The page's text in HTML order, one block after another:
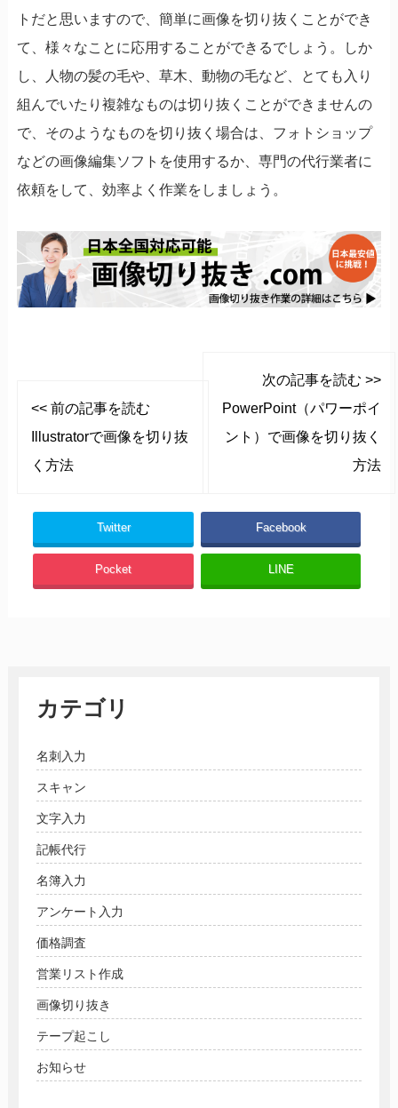
トだと思いますので、簡単に画像を切り抜くことができ
て、様々なことに応用することができるでしょう。しか
し、人物の髪の毛や、草木、動物の毛など、とても入り
組んでいたり複雑なものは切り抜くことができませんの
で、そのようなものを切り抜く場合は、フォトショップ
などの画像編集ソフトを使用するか、専門の代行業者に
依頼をして、効率よく作業をしましょう。
<< 前の記事を読む
Illustratorで画像を切り抜
く方法
次の記事を読む >>
PowerPoint（パワーポイ
ント）で画像を切り抜く
方法
Twitter Facebook
Pocket LINE
カテゴリ
名刺入力
スキャン
文字入力
記帳代行
名簿入力
アンケート入力
価格調査
営業リスト作成
画像切り抜き
テープ起こし
お知らせ